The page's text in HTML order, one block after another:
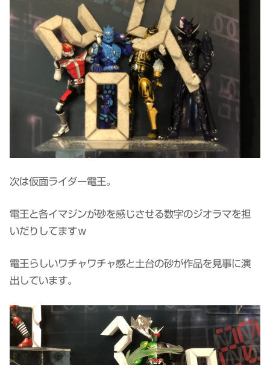
次は仮面ライダー電王。
電王と各イマジンが砂を感じさせる数字のジオラマを担
いだりしてますｗ
電王らしいワチャワチャ感と土台の砂が作品を見事に演
出しています。